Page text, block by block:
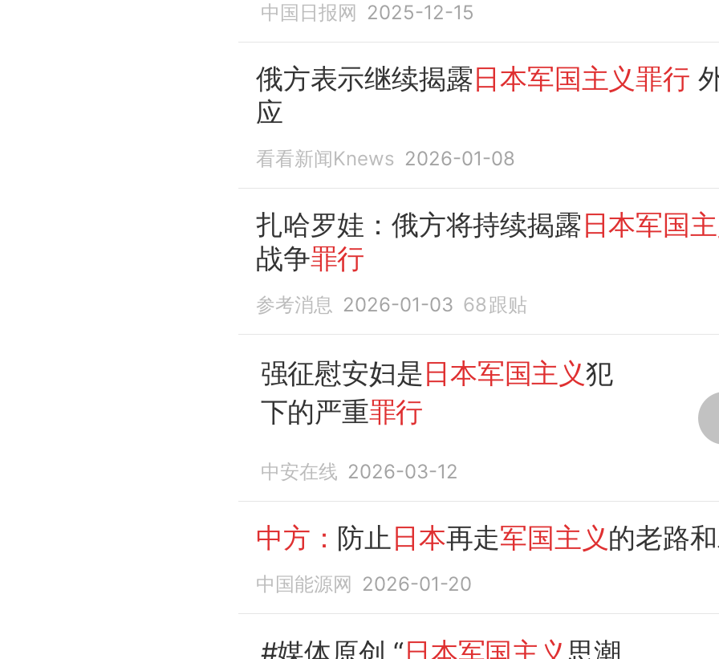
中国日报网 2025-12-15
俄方表示继续揭露日本军国主义罪行
应
看看新闻Knews 2026-01-08
扎哈罗娃：俄方将持续揭露日本军国
战争罪行
参考消息 2026-01-03 68 跟贴
强征慰安妇是日本军国主义犯
下的严重罪行
中安在线 2026-03-12
中方： 防止 日本再走军国主义的老路
中国能源网 2026-01-20
#媒体原创 “日本军国主义 思潮